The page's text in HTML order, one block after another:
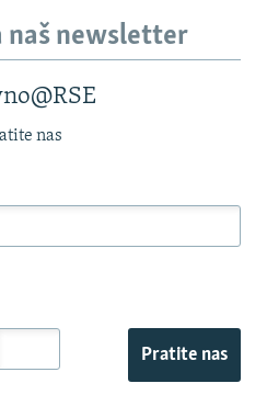
naš newsletter
nas
Pratite nas